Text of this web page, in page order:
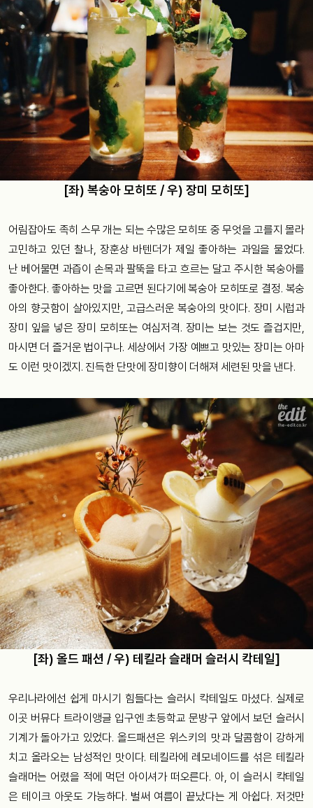
[좌) 복숭아 모히또 / 우) 장미 모히또]
어림잡아도 족히 스무 개는 되는 수많은 모히또 중 무엇을 고를지 몰라
고민하고 있던 찰나, 장훈상 바텐더가 제일 좋아하는 과일을 물었다.
난 베어물면 과즙이 손목과 팔뚝을 타고 흐르는 달고 주시한 복숭아를
좋아한다. 좋아하는 맛을 고르면 된다기에 복숭아 모히또로 결정. 복숭
아의 향긋함이 살아있지만, 고급스러운 복숭아의 맛이다. 장미 시럽과
장미 잎을 넣은 장미 모히또는 여심저격. 장미는 보는 것도 즐겁지만,
마시면 더 즐거운 법이구나. 세상에서 가장 예쁘고 맛있는 장미는 아마
도 이런 맛이겠지. 진득한 단맛에 장미향이 더해져 세련된 맛을 낸다.
[좌) 올드 패션 / 우) 테킬라 슬래머 슬러시 칵테일]
우리나라에선 쉽게 마시기 힘들다는 슬러시 칵테일도 마셨다. 실제로
이곳 버뮤다 트라이앵글 입구엔 초등학교 문방구 앞에서 보던 슬러시
기계가 돌아가고 있었다. 올드패션은 위스키의 맛과 달콤함이 강하게
치고 올라오는 남성적인 맛이다. 테킬라에 레모네이드를 섞은 테킬라
슬래머는 어렸을 적에 먹던 아이셔가 떠오른다. 아, 이 슬러시 칵테일
은 테이크 아웃도 가능하다. 벌써 여름이 끝났다는 게 아쉽다. 저것만